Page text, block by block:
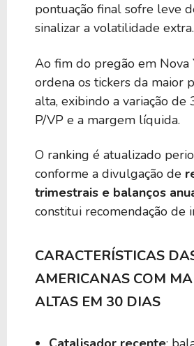
pontuação final sofre leve
sinalizar a volatilidade extra.
Ao fim do pregão em Nova
ordena os tickers da maior
alta, exibindo a variação de
P/VP e a margem líquida.
O ranking é atualizado
conforme a divulgação de
trimestrais e balanços
constitui recomendação de
CARACTERÍSTICAS
AMERICANAS COM
ALTAS EM 30 DIAS